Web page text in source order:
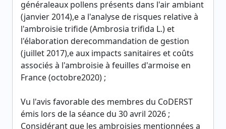
généraleaux pollens présents dans l'air ambiant
(janvier 2014),e a l'analyse de risques relative à
l'ambroisie trifide (Ambrosia trifida L.) et
l'élaboration derecommandation de gestion
(juillet 2017),e aux impacts sanitaires et coûts
associés à l'ambroisie à feuilles d'armoise en
France (octobre2020) ;
Vu l'avis favorable des membres du CoDERST
émis lors de la séance du 30 avril 2026 ;
Considérant que les ambroisies mentionnées a